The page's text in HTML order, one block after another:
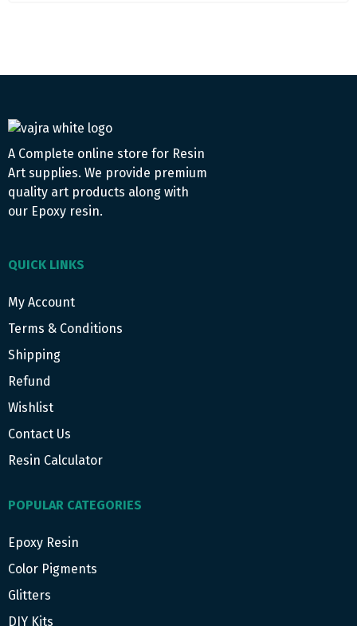
A Complete online store for Resin
Art supplies. We provide premium
quality art products along with
our Epoxy resin.
QUICK LINKS
My Account
Terms & Conditions
Shipping
Refund
Wishlist
Contact Us
Resin Calculator
POPULAR CATEGORIES
Epoxy Resin
Color Pigments
Glitters
DIY Kits